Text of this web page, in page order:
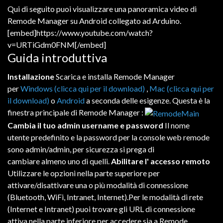
Qui diseguitopuoi visualizzareunapanoramicavideodi
Remode ManagersuAndroidcollegatoadArduino.
[embed]https://www.youtube.com/watch?
v=URTiGdm0FNM[/embed]
Guida introduttiva
InstallazioneScarica e installa Remode Manager
perWindows (clicca qui per il download) , Mac (clicca qui per
il download) oAndroida secondadelleesigenze.Questa è la
finestra principale di Remode Manager :
Cambia il tuo admin username e password Il nome
utentepredefinitoe lapasswordper laconsoleweb remode
sonoadmin/admin,persicurezzasi pregadi
cambiarealmenounodiquelli.Abilitare l' accesso remoto
Utilizzare leopzioninellapartesuperioreper
attivare/disattivareunaopiùmodalitàdiconnessione
(Bluetooth,WiFi, Intranet, Internet).Per lemodalitàdirete
(Internete Intranet)puoi trovaregli URLdiconnessione
attivanellaparte inferioreperaccederesiaa Remode